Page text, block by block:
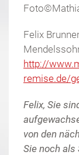
Felix
http://
remise.de/
Felix, Sie
von den
Sie noch als